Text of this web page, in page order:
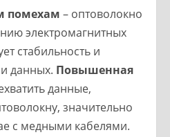
помехам – оптоволокно
электромагнитных
стабильность и
данных. Повышенная
данные,
значительно
с медными кабелями.